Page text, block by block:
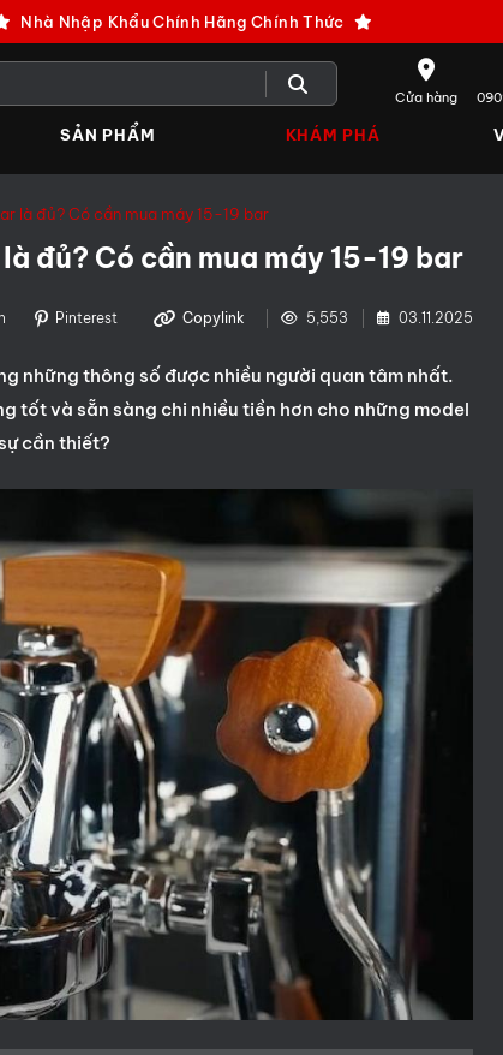
Nhà Nhập Khẩu Chính Hãng Chính Thức
Cửa hàng
SẢN PHẨM KHÁM PHÁ
là đủ? Có cần mua máy 15-19 bar
đủ? Có cần mua máy 15-19 bar
Pinterest Copylink 5,553 03.11.2025
những thông số được nhiều người quan tâm nhất.
tốt và sẵn sàng chi nhiều tiền hơn cho những model
cần thiết?